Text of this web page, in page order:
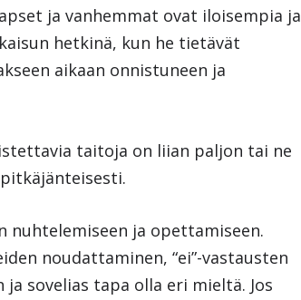
ja vanhemmat ovat iloisempia ja
hetkinä, kun he tietävät
aikaan onnistuneen ja
taitoja on liian paljon tai ne
nuhtelemiseen ja opettamiseen.
noudattaminen, “ei”-vastausten
sovelias tapa olla eri mieltä. Jos